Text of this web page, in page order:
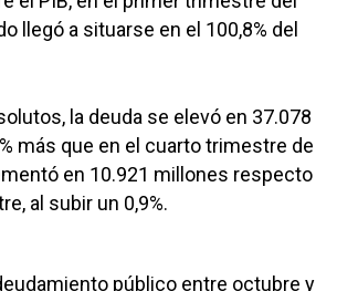
llegó a situarse en el 100,8% del
la deuda se elevó en 37.078
más que en el cuarto trimestre de
en 10.921 millones respecto
al subir un 0,9%.
público entre octubre y